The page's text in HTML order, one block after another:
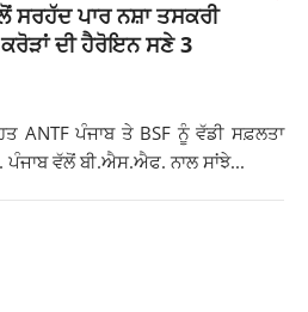
ਸਰਹੱਦ ਪਾਰ ਨਸ਼ਾ ਤਸਕਰੀ
ਕਰੋੜਾਂ ਦੀ ਹੈਰੋਇਨ ਸਣੇ 3
ANTF ਪੰਜਾਬ ਤੇ BSF ਨੂੰ ਵੱਡੀ ਸਫ਼ਲਤਾ
ਵੱਲੋਂ ਬੀ.ਐਸ.ਐਫ. ਨਾਲ ਸਾਂਝੇ...